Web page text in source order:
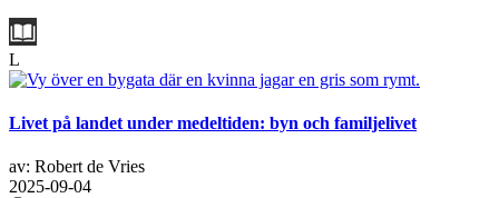
L
Livet på landet under medeltiden: byn och familjelivet
av: Robert de Vries
2025-09-04